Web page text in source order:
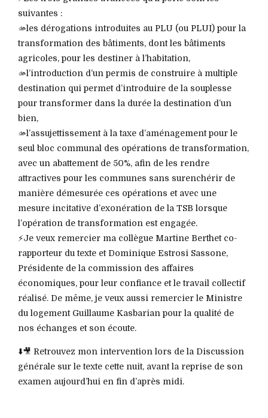
suivantes :
🫴les dérogations introduites au PLU (ou PLUI) pour la
transformation des bâtiments, dont les bâtiments
agricoles, pour les destiner à l’habitation,
🫴l’introduction d’un permis de construire à multiple
destination qui permet d’introduire de la souplesse
pour transformer dans la durée la destination d’un
bien,
🫴l’assujettissement à la taxe d’aménagement pour le
seul bloc communal des opérations de transformation,
avec un abattement de 50%, afin de les rendre
attractives pour les communes sans surenchérir de
manière démesurée ces opérations et avec une
mesure incitative d’exonération de la TSB lorsque
l’opération de transformation est engagée.
⚡️Je veux remercier ma collègue Martine Berthet co-
rapporteur du texte et Dominique Estrosi Sassone,
Présidente de la commission des affaires
économiques, pour leur confiance et le travail collectif
réalisé. De même, je veux aussi remercier le Ministre
du logement Guillaume Kasbarian pour la qualité de
nos échanges et son écoute.
⬇️🎥 Retrouvez mon intervention lors de la Discussion
générale sur le texte cette nuit, avant la reprise de son
examen aujourd’hui en fin d’après midi.